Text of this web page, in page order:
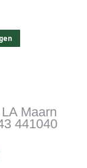
Maarn
441040